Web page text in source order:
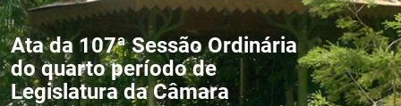
Ata da 107ª Sessão Ordinária
do quarto período de
Legislatura da Câmara